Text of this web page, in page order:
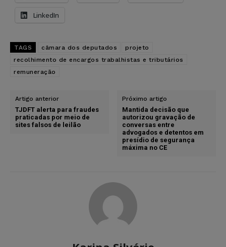
LinkedIn
TAGS câmara dos deputados
projeto
recolhimento de encargos trabalhistas e tributários
remuneração
Artigo anterior
TJDFT alerta para fraudes
praticadas por meio de
sites falsos de leilão
Próximo artigo
Mantida decisão que
autorizou gravação de
conversas entre
advogados e detentos em
presídio de segurança
máxima no CE